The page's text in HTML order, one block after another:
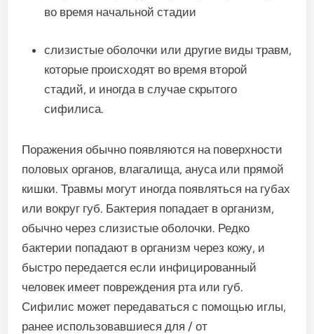
во время начальной стадии
слизистые оболочки или другие виды травм,
которые происходят во время второй
стадий, и иногда в случае скрытого
сифилиса.
Поражения обычно появляются на поверхности
половых органов, влагалища, ануса или прямой
кишки. Травмы могут иногда появляться на губах
или вокруг губ. Бактерия попадает в организм,
обычно через слизистые оболочки. Редко
бактерии попадают в организм через кожу, и
быстро передается если инфицированный
человек имеет повреждения рта или губ.
Сифилис может передаваться с помощью иглы,
ранее использовавшиеся для / от